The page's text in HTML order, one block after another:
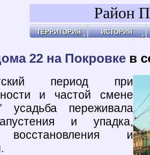
Район
ТЕРРИТОРИЯ
У
ИСТОРИЯ
Хронология
Хронология2
22 на Покровкев
период при
и частой смене
усадьба переживала
и упадка,
восстановления и